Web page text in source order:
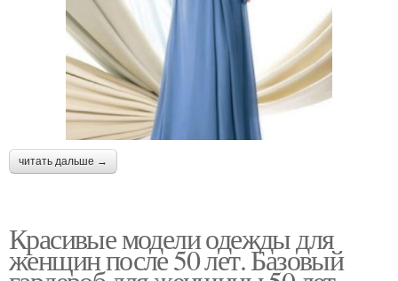
читать дальше →
Красивые модели одежды для
женщин после 50 лет. Базовый